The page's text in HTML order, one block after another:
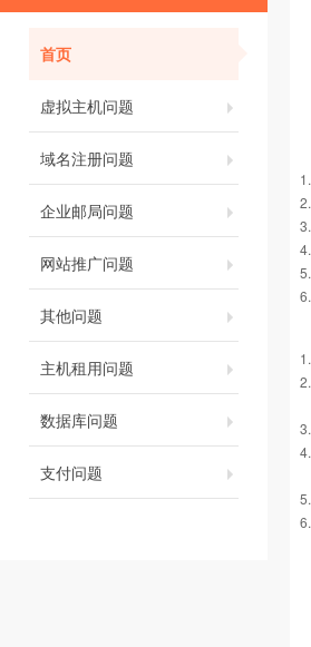
首页
虚拟主机问题
域名注册问题
企业邮局问题
网站推广问题
其他问题
主机租用问题
数据库问题
支付问题